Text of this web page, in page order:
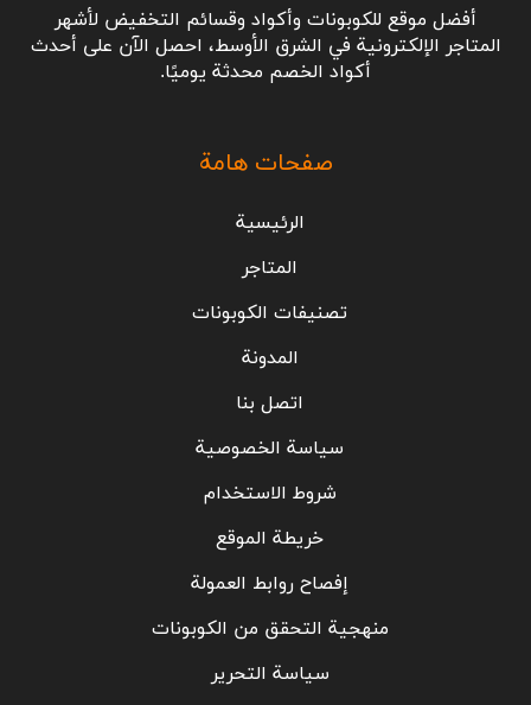
أفضل موقع للكوبونات وأكواد وقسائم التخفيض لأشهر
المتاجر الإلكترونية في الشرق الأوسط، احصل الآن على أحدث
أكواد الخصم محدثة يوميًا.
صفحات هامة
الرئيسية
المتاجر
تصنيفات الكوبونات
المدونة
اتصل بنا
سياسة الخصوصية
شروط الاستخدام
خريطة الموقع
إفصاح روابط العمولة
منهجية التحقق من الكوبونات
سياسة التحرير